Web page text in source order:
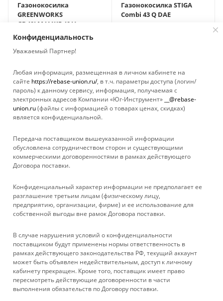
Газонокосилка
GREENWORKS
GD40LM411K5 40 V
аккумуляторная
Газонокосилка STIGA
Combi 43 Q DAE
Показать еще
1 2 3 4 5
КАТАЛОГ
УСЛУГИ
БРЕНДЫ
КОМПАНИЯ
ИНФОРМАЦИЯ
ПОМОЩЬ
Конфиденциальность
Уважаемый Партнер!
Любая информация, размещенная в личном кабинете на
сайте https://rebase-union.ru/, в т.ч. параметры доступа (логин/
пароль) к данному сервису, информация, получаемая с
электронных адресов Компании «Юг-Инструмент»
__@rebase-
union.ru(файлы с информацией о товарах ценах, скидках)
является конфиденциальной.
Передача поставщиком вышеуказанной информации
обусловлена сотрудничеством сторон и существующими
коммерческими договоренностями в рамках действующего
Договора поставки.
Конфиденциальный характер информации не предполагает ее
разглашение третьим лицам (физическому лицу,
предприятию, организации, фирме) и ее использование для
собственной выгоды вне рамок Договора поставки.
В случае нарушения условий о конфиденциальности
поставщиком будут применены нормы ответственность в
рамках действующего законодательства РФ, текущий аккаунт
может быть объявлен недействительным, доступ к личному
кабинету прекращен. Кроме того, поставщик имеет право
пересмотреть действующие договоренности в части
выполнения обязательств по Договору поставки.